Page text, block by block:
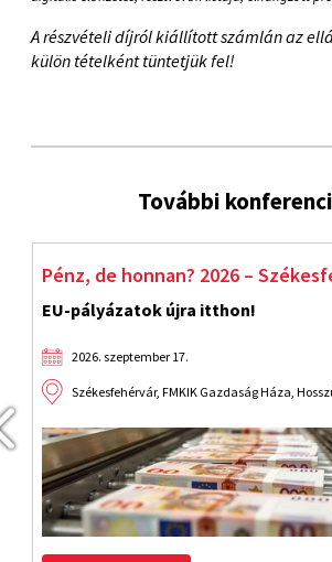
A részvételi díjról kiállított számlán az
külön tételként tüntetjük fel!
További
Pénz, de honnan? 2026 –
EU-pályázatok újra itthon!
2026. szeptember 17.
Székesfehérvár, FMKIK Gazdaság Háza,